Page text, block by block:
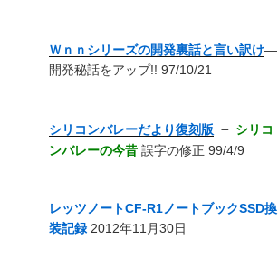
Ｗｎｎシリーズの開発裏話と言い訳け―
開発秘話をアップ!! 97/10/21
シリコンバレーだより復刻版 － シリコ
ンバレーの今昔 誤字の修正 99/4/9
レッツノートCF-R1ノートブックSSD換
装記録 2012年11月30日